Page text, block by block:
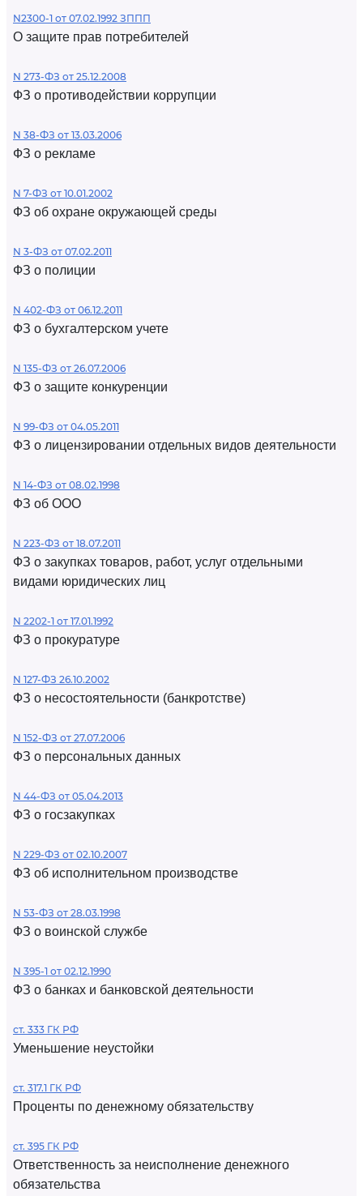
N2300-1 от 07.02.1992 ЗППП
О защите прав потребителей
N 273-ФЗ от 25.12.2008
ФЗ о противодействии коррупции
N 38-ФЗ от 13.03.2006
ФЗ о рекламе
N 7-ФЗ от 10.01.2002
ФЗ об охране окружающей среды
N 3-ФЗ от 07.02.2011
ФЗ о полиции
N 402-ФЗ от 06.12.2011
ФЗ о бухгалтерском учете
N 135-ФЗ от 26.07.2006
ФЗ о защите конкуренции
N 99-ФЗ от 04.05.2011
ФЗ о лицензировании отдельных видов деятельности
N 14-ФЗ от 08.02.1998
ФЗ об ООО
N 223-ФЗ от 18.07.2011
ФЗ о закупках товаров, работ, услуг отдельными
видами юридических лиц
N 2202-1 от 17.01.1992
ФЗ о прокуратуре
N 127-ФЗ 26.10.2002
ФЗ о несостоятельности (банкротстве)
N 152-ФЗ от 27.07.2006
ФЗ о персональных данных
N 44-ФЗ от 05.04.2013
ФЗ о госзакупках
N 229-ФЗ от 02.10.2007
ФЗ об исполнительном производстве
N 53-ФЗ от 28.03.1998
ФЗ о воинской службе
N 395-1 от 02.12.1990
ФЗ о банках и банковской деятельности
ст. 333 ГК РФ
Уменьшение неустойки
ст. 317.1 ГК РФ
Проценты по денежному обязательству
ст. 395 ГК РФ
Ответственность за неисполнение денежного
обязательства